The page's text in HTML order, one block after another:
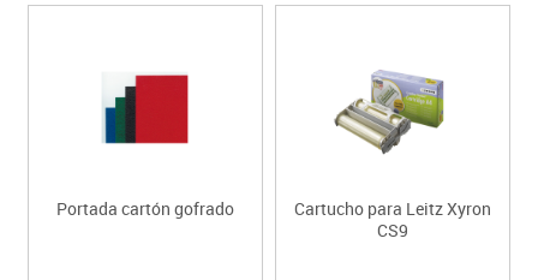
Portada cartón gofrado
Cartucho para Leitz Xyron
CS9